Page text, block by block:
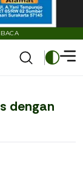
dengan